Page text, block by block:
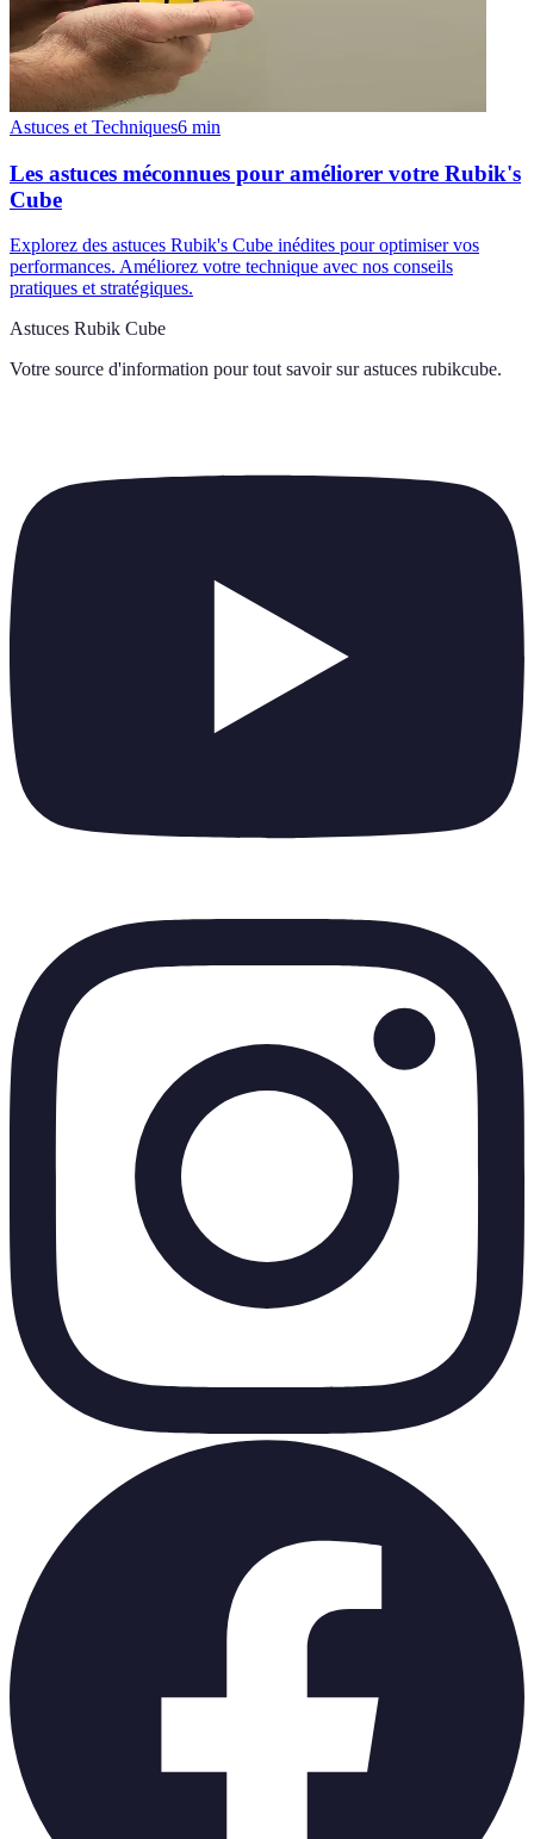
Astuces et Techniques6 min
Les astuces méconnues pour améliorer votre Rubik's
Cube
Explorez des astuces Rubik's Cube inédites pour optimiser vos
performances. Améliorez votre technique avec nos conseils
pratiques et stratégiques.
Astuces Rubik Cube
Votre source d'information pour tout savoir sur astuces rubikcube.